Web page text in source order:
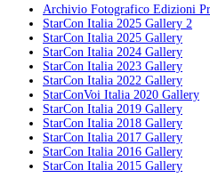
Archivio Fotografico Edizioni
StarCon Italia 2025 Gallery 2
StarCon Italia 2025 Gallery
StarCon Italia 2024 Gallery
StarCon Italia 2023 Gallery
StarCon Italia 2022 Gallery
StarConVoi Italia 2020 Gallery
StarCon Italia 2019 Gallery
StarCon Italia 2018 Gallery
StarCon Italia 2017 Gallery
StarCon Italia 2016 Gallery
StarCon Italia 2015 Gallery